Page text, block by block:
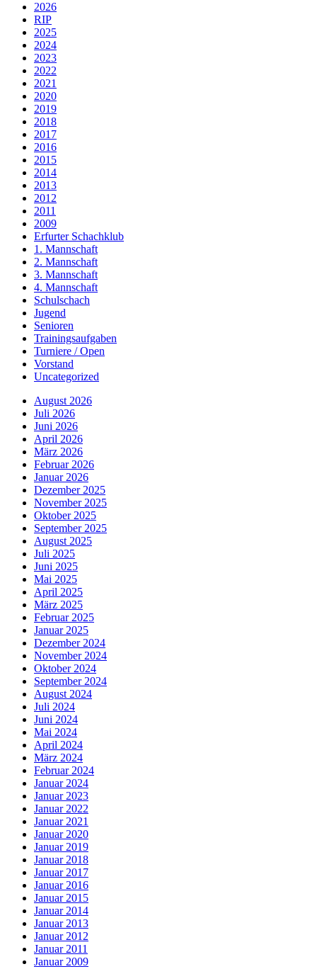
2026
RIP
2025
2024
2023
2022
2021
2020
2019
2018
2017
2016
2015
2014
2013
2012
2011
2009
Erfurter Schachklub
1. Mannschaft
2. Mannschaft
3. Mannschaft
4. Mannschaft
Schulschach
Jugend
Senioren
Trainingsaufgaben
Turniere / Open
Vorstand
Uncategorized
August 2026
Juli 2026
Juni 2026
April 2026
März 2026
Februar 2026
Januar 2026
Dezember 2025
November 2025
Oktober 2025
September 2025
August 2025
Juli 2025
Juni 2025
Mai 2025
April 2025
März 2025
Februar 2025
Januar 2025
Dezember 2024
November 2024
Oktober 2024
September 2024
August 2024
Juli 2024
Juni 2024
Mai 2024
April 2024
März 2024
Februar 2024
Januar 2024
Januar 2023
Januar 2022
Januar 2021
Januar 2020
Januar 2019
Januar 2018
Januar 2017
Januar 2016
Januar 2015
Januar 2014
Januar 2013
Januar 2012
Januar 2011
Januar 2009